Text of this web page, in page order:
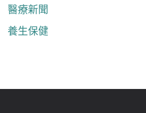
醫療新聞
養生保健